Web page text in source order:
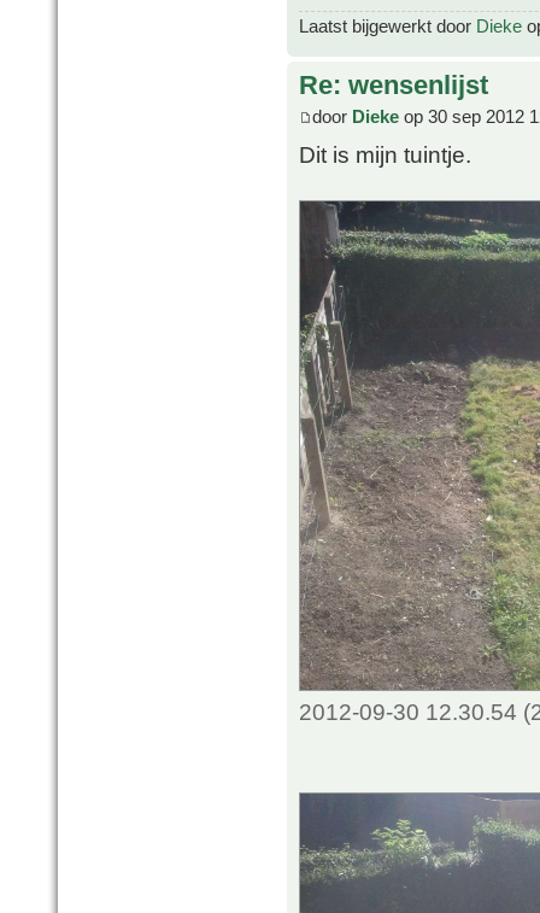
Laatst bijgewerkt door Dieke
Re: wensenlijst
door Dieke op 30 sep 2012
Dit is mijn tuintje.
2012-09-30 12.30.54